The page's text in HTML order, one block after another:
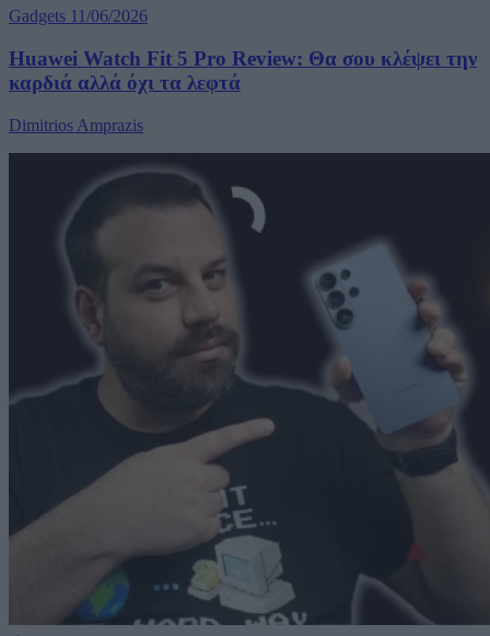
Gadgets 11/06/2026
Huawei Watch Fit 5 Pro Review: Θα σου κλέψει την
καρδιά αλλά όχι τα λεφτά
Dimitrios Amprazis